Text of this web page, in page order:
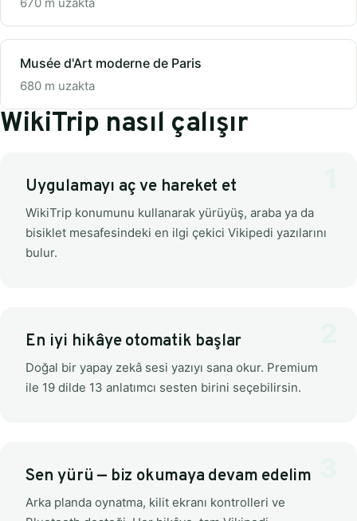
Musée d'Art moderne de Paris
680 m uzakta
WikiTrip nasıl çalışır
Uygulamayı aç ve hareket et
WikiTrip konumunu kullanarak yürüyüş, araba ya da
bisiklet mesafesindeki en ilgi çekici Vikipedi yazılarını
bulur.
En iyi hikâye otomatik başlar
Doğal bir yapay zekâ sesi yazıyı sana okur. Premium
ile 19 dilde 13 anlatımcı sesten birini seçebilirsin.
Sen yürü — biz okumaya devam edelim
Arka planda oynatma, kilit ekranı kontrolleri ve